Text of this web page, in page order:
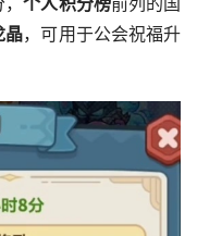
晶，可用于公会祝福升